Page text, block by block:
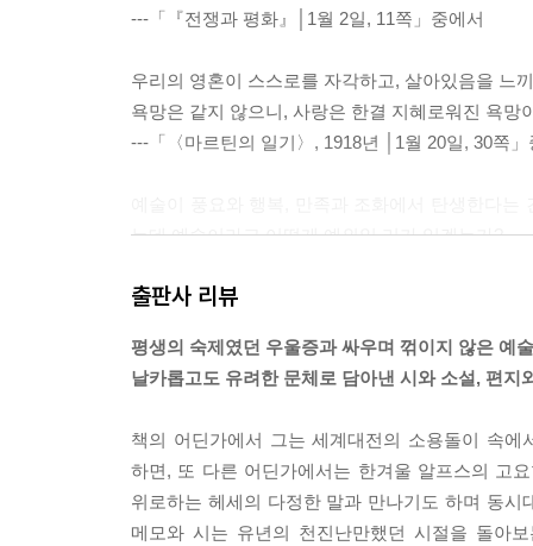
---「『전쟁과 평화』│1월 2일, 11쪽」중에서
우리의 영혼이 스스로를 자각하고, 살아있음을 느
욕망은 같지 않으니, 사랑은 한결 지혜로워진 욕
---「〈마르틴의 일기〉, 1918년 │1월 20일, 30쪽」
는데 예술이라고 어떻게 예외일 리가 있겠는가?
---「독일의 문헌학자 오토 바슬러에게 쓴 편지,
었다. 평범한 동물들은 보수적으로 그저 살아온
내려와 두 발로 걸어볼 생각을 전혀 하지 않았다.
서도 공상가이자 괴짜이며 시인이고 개혁가였지,
출판사 리뷰
평생의 숙제였던 우울증과 싸우며 꺾이지 않은 예
날카롭고도 유려한 문체로 담아낸 시와 소설, 편지
책의 어딘가에서 그는 세계대전의 소용돌이 속
하면, 또 다른 어딘가에서는 한겨울 알프스의 고
위로하는 헤세의 다정한 말과 만나기도 하며 동
메모와 시는 유년의 천진난만했던 시절을 돌아